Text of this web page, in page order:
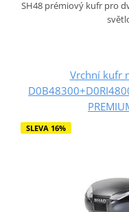
SH48 prémiový kufr pro
Vrchní kufr
SLEVA 16%